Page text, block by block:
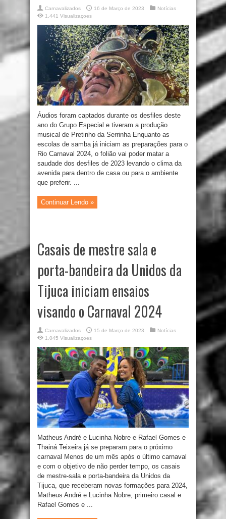
Carnavalizados 16 de Março de 2023
Notícias
1,441 Visualizaçoes
Áudios foram captados durante os desfiles deste
ano do Grupo Especial e tiveram a produção
musical de Pretinho da Serrinha Enquanto as
escolas de samba já iniciam as preparações para o
Rio Carnaval 2024, o folião vai poder matar a
saudade dos desfiles de 2023 levando o clima da
avenida para dentro de casa ou para o ambiente
que preferir. ...
Continuar Lendo »
Casais de mestre sala e
porta-bandeira da Unidos da
Tijuca iniciam ensaios
visando o Carnaval 2024
Carnavalizados 15 de Março de 2023
Notícias
1,045 Visualizaçoes
Matheus André e Lucinha Nobre e Rafael Gomes e
Thainá Teixeira já se preparam para o próximo
carnaval Menos de um mês após o último carnaval
e com o objetivo de não perder tempo, os casais
de mestre-sala e porta-bandeira da Unidos da
Tijuca, que receberam novas formações para 2024,
Matheus André e Lucinha Nobre, primeiro casal e
Rafael Gomes e ...